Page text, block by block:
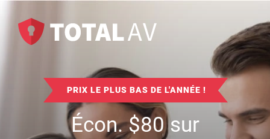
PRIX LE PLUS BAS DE L'ANNÉE !
Écon.$80sur